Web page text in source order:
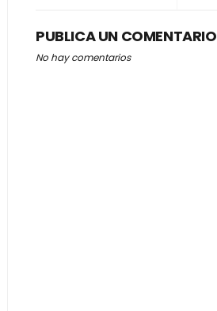
PUBLICA UN COMENTARIO
No hay comentarios